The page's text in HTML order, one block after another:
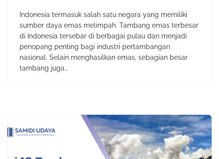
Indonesia termasuk salah satu negara yang memiliki
sumber daya emas melimpah. Tambang emas terbesar
di Indonesia tersebar di berbagai pulau dan menjadi
penopang penting bagi industri pertambangan
nasional. Selain menghasilkan emas, sebagian besar
tambang juga…